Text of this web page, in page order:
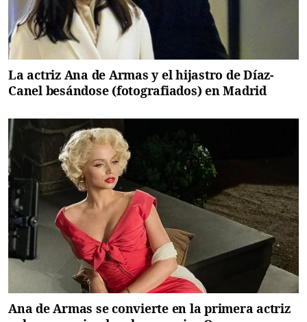
La actriz Ana de Armas y el hijastro de Díaz-
Canel besándose (fotografiados) en Madrid
Ana de Armas se convierte en la primera actriz